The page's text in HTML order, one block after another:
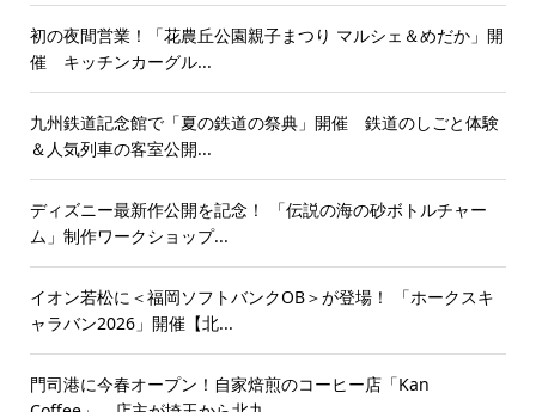
初の夜間営業！「花農丘公園親子まつり マルシェ＆めだか」開
催 キッチンカーグル...
九州鉄道記念館で「夏の鉄道の祭典」開催 鉄道のしごと体験
＆人気列車の客室公開...
ディズニー最新作公開を記念！ 「伝説の海の砂ボトルチャー
ム」制作ワークショップ...
イオン若松に＜福岡ソフトバンクOB＞が登場！ 「ホークスキ
ャラバン2026」開催【北...
門司港に今春オープン！自家焙煎のコーヒー店「Kan